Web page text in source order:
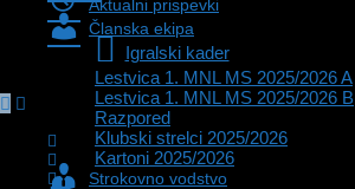
ŠINKO
Aktualni prispevki
Članska ekipa
Igralski kader
Lestvica 1. MNL MS 2025/2026 A
Lestvica 1. MNL MS 2025/2026 B
Razpored
Klubski strelci 2025/2026
Kartoni 2025/2026
Strokovno vodstvo